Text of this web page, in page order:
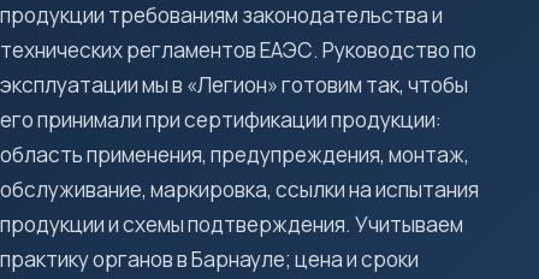
продукции требованиям законодательства и
технических регламентов ЕАЭС. Руководство по
эксплуатации мы в «Легион» готовим так, чтобы
его принимали при сертификации продукции:
область применения, предупреждения, монтаж,
обслуживание, маркировка, ссылки на испытания
продукции и схемы подтверждения. Учитываем
практику органов в Барнауле; цена и сроки